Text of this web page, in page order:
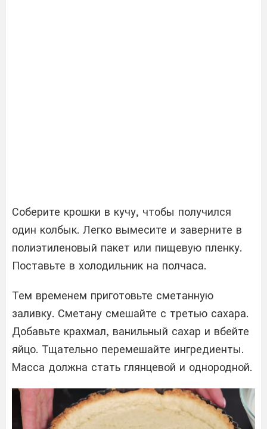
Соберите крошки в кучу, чтобы получился
один колбык. Легко вымесите и заверните в
полиэтиленовый пакет или пищевую пленку.
Поставьте в холодильник на полчаса.
Тем временем приготовьте сметанную
заливку. Сметану смешайте с третью сахара.
Добавьте крахмал, ванильный сахар и вбейте
яйцо. Тщательно перемешайте ингредиенты.
Масса должна стать глянцевой и однородной.